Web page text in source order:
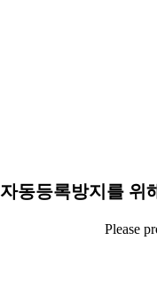
자동등록방지를 위
Please